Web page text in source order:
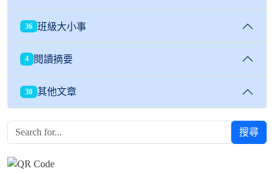
36 班級大小事
4 閱讀摘要
30 其他文章
搜尋